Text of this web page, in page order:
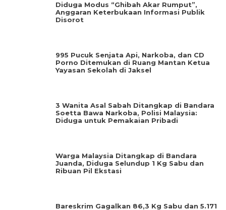
Diduga Modus “Ghibah Akar Rumput”,
Anggaran Keterbukaan Informasi Publik
Disorot
995 Pucuk Senjata Api, Narkoba, dan CD
Porno Ditemukan di Ruang Mantan Ketua
Yayasan Sekolah di Jaksel
3 Wanita Asal Sabah Ditangkap di Bandara
Soetta Bawa Narkoba, Polisi Malaysia:
Diduga untuk Pemakaian Pribadi
Warga Malaysia Ditangkap di Bandara
Juanda, Diduga Selundup 1 Kg Sabu dan
Ribuan Pil Ekstasi
Bareskrim Gagalkan 86,3 Kg Sabu dan 5.171